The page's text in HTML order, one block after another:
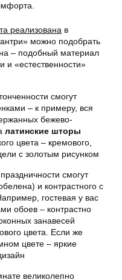
реализована в
можно подобрать
– подобный материал
и «естественности»
смогут
– к примеру, вся
бежево-
латинские шторы
цвета – кремового,
с золотым рисунком
смогут
и контрастного с
гостевая у вас
обоев – контрастно
занавесей
цвета. Если же
цвете – яркие
великолепно